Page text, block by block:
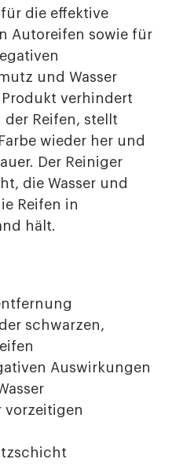
die effektive
Autoreifen sowie für
und Wasser
verhindert
Reifen, stellt
wieder her und
Der Reiniger
die Wasser und
Reifen in
hält.
schwarzen,
Auswirkungen
vorzeitigen